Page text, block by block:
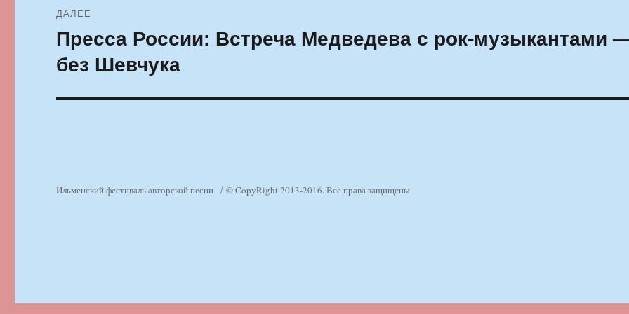
ДАЛЕЕ
Следующая
запись:
Пресса России: Встреча Медведева с рок-музыкантами
без Шевчука
Ильменский фестиваль авторской песни © CopyRight 2013-2016. Все права защищены